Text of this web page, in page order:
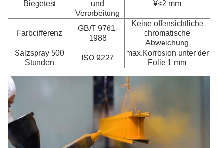
Biegetest
und
Verarbeitung
¥≤2 mm
Farbdifferenz
GB/T 9761-
1988
Keine offensichtliche
chromatische
Abweichung
Salzspray 500
Stunden
ISO 9227
max.Korrosion unter der
Folie 1 mm